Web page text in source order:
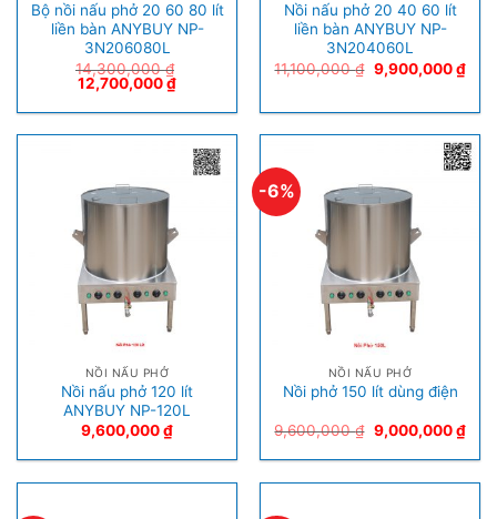
Bộ nồi nấu phở 20 60 80 lít
liền bàn ANYBUY NP-
3N206080L
14,300,000₫
12,700,000₫
Nồi nấu phở 20 40 60 lít
liền bàn ANYBUY NP-
3N204060L
11,100,000₫ 9,900,000₫
NỒI NẤU PHỞ
Nồi nấu phở 120 lít
ANYBUY NP-120L
9,600,000₫
-6%
NỒI NẤU PHỞ
Nồi phở 150 lít dùng điện
9,600,000₫ 9,000,000₫